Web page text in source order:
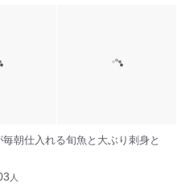
朝仕入れる旬魚と大ぶり刺身と
人